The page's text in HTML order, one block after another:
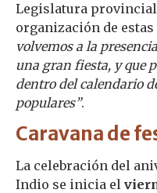
Legislatura
organización de
volvemos a la
una gran fiesta, y que
dentro del calendario
populares”.
Caravana de
La celebración del
Indio se inicia el